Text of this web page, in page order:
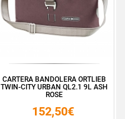
CARTERA BANDOLERA ORTLIEB
TWIN-CITY URBAN QL2.1 9L ASH
ROSE
152,50€